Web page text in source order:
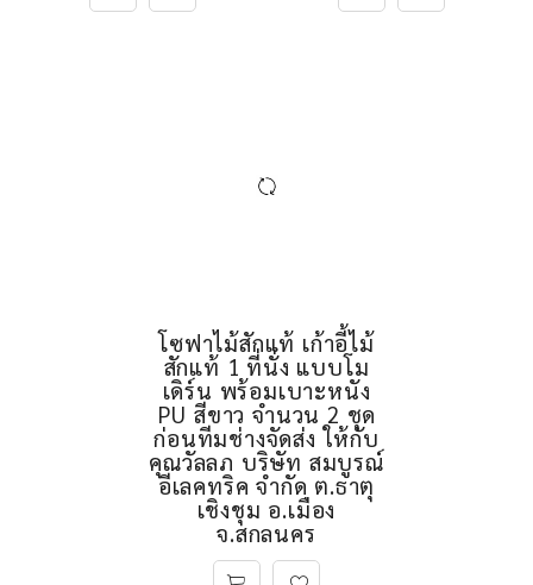
โซฟาไม้สักแท้ เก้าอี้ไม้
สักแท้ 1 ที่นั่ง แบบโม
เดิร์น พร้อมเบาะหนัง
PU สีขาว จำนวน 2 ชุด
ก่อนทีมช่างจัดส่ง ให้กับ
คุณวัลลภ บริษัท สมบูรณ์
อีเลคทริค จํากัด ต.ธาตุ
เชิงชุม อ.เมือง